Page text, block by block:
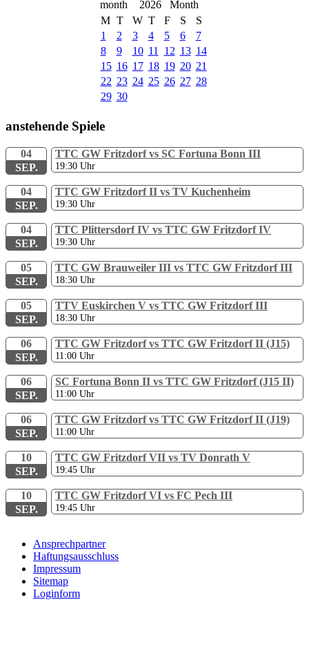
2026
M T W T F S
S
1
2 3 4 5 6
7
8
9 10 11 12 13 14
15 16 17 18 19 20 21
22 23 24 25 26 27 28
29 30
anstehende Spiele
04
SEP.
TTC GW Fritzdorf vs SC Fortuna Bonn III
19:30 Uhr
04
SEP.
TTC GW Fritzdorf II vs TV Kuchenheim
19:30 Uhr
04
SEP.
TTC Plittersdorf IV vs TTC GW Fritzdorf IV
19:30 Uhr
05
SEP.
TTC GW Brauweiler III vs TTC GW Fritzdorf III
18:30 Uhr
05
SEP.
TTV Euskirchen V vs TTC GW Fritzdorf III
18:30 Uhr
06
SEP.
TTC GW Fritzdorf vs TTC GW Fritzdorf II (J15)
11:00 Uhr
06
SEP.
SC Fortuna Bonn II vs TTC GW Fritzdorf (J15 II)
11:00 Uhr
06
SEP.
TTC GW Fritzdorf vs TTC GW Fritzdorf II (J19)
11:00 Uhr
10
SEP.
TTC GW Fritzdorf VII vs TV Donrath V
19:45 Uhr
10
SEP.
TTC GW Fritzdorf VI vs FC Pech III
19:45 Uhr
Ansprechpartner
Haftungsausschluss
Impressum
Sitemap
Loginform